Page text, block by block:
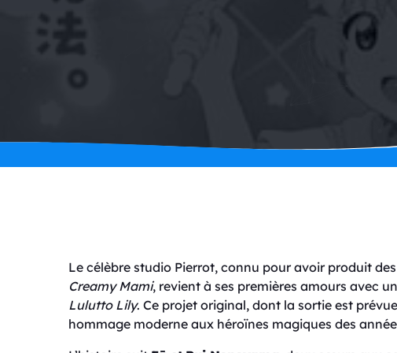
Le célèbre studio Pierrot, connu pour avoir produit
Creamy Mami, revient à ses premières amours avec
Lulutto Lily. Ce projet original, dont la sortie est
hommage moderne aux héroïnes magiques des